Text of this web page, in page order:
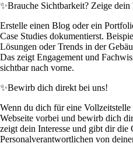
✨Brauche Sichtbarkeit? Zeige dein
Erstelle einen Blog oder ein
Case Studies dokumentierst.
Lösungen oder Trends in der
Das zeigt Engagement und
sichtbar nach vorne.
✨Bewirb dich direkt bei uns!
Wenn du dich für eine Vollzeitstelle
Webseite vorbei und bewirb dich
zeigt dein Interesse und gibt dir die
Personalverantwortlichen von